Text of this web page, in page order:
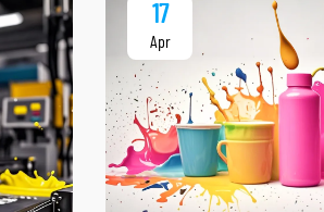
17
Apr